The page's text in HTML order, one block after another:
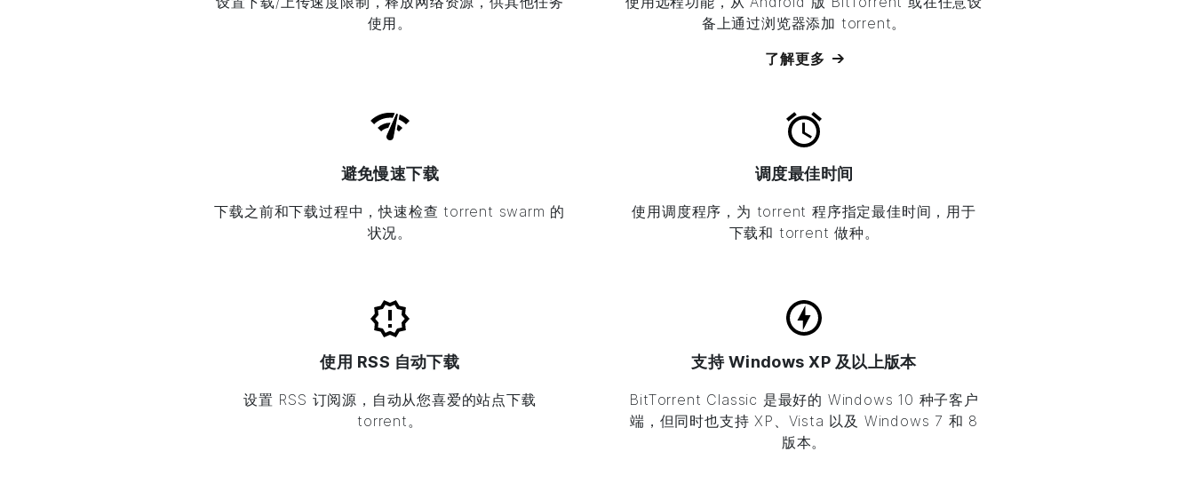
使用。
备上通过浏览器添加 torrent。
了解更多
避免慢速下载
下载之前和下载过程中，快速检查 torrent swarm 的
状况。
调度最佳时间
使用调度程序，为 torrent 程序指定最佳时间，用于
下载和 torrent 做种。
使用 RSS 自动下载
设置 RSS 订阅源，自动从您喜爱的站点下载
torrent。
支持 Windows XP 及以上版本
BitTorrent Classic 是最好的 Windows 10 种子客户
端，但同时也支持 XP、Vista 以及 Windows 7 和 8
版本。